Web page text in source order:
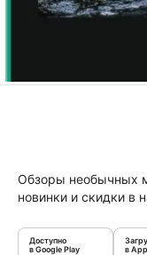
Обзоры необычных
новинки и скидки в
Доступно
в Google Play
в